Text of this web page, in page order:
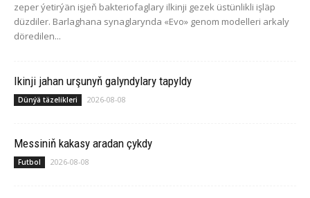
zeper ýetirýän işjeň bakteriofaglary ilkinji gezek üstünlikli işläp
düzdiler. Barlaghana synaglarynda «Evo» genom modelleri arkaly
döredilen...
Ikinji jahan urşunyň galyndylary tapyldy
Dünýä täzelikleri 2026-08-08
Messiniň kakasy aradan çykdy
Futbol 2026-08-08